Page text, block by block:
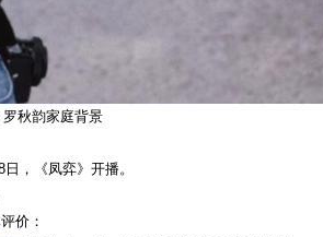
秋韵家庭背景
，《凤弈》开播。
价：